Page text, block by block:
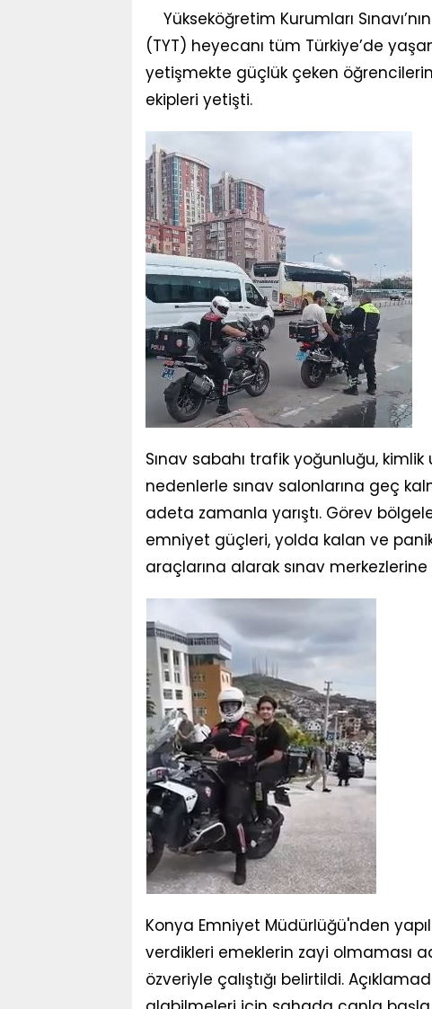
Yükseköğretim Kurumları
(TYT) heyecanı tüm Türkiye’de
yetişmekte güçlük çeken
ekipleri yetişti.
Sınav sabahı trafik yoğunluğu,
nedenlerle sınav salonlarına geç
adeta zamanla yarıştı. Görev
emniyet güçleri, yolda kalan ve
araçlarına alarak sınav merkezlerine
Konya Emniyet Müdürlüğü'nden
verdikleri emeklerin zayi olmaması
özveriyle çalıştığı belirtildi.